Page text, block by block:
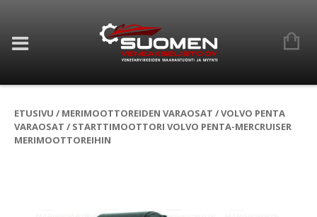
ETUSIVU / MERIMOOTTOREIDEN VARAOSAT /VOLVO PENTA
VARAOSAT / STARTTIMOOTTORI VOLVO PENTA-MERCRUISER
MERIMOOTTOREIHIN